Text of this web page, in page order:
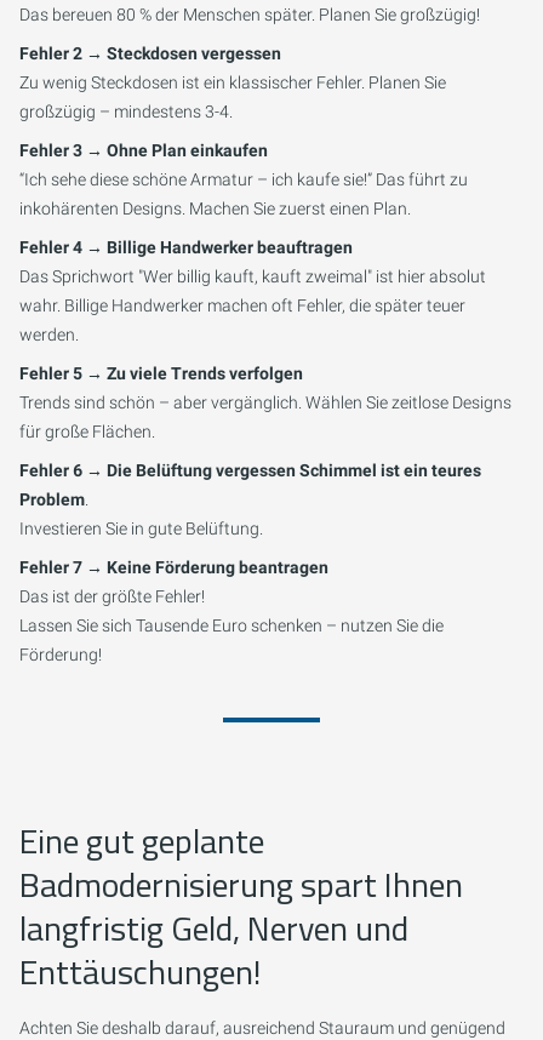
Das bereuen 80 % der Menschen später. Planen Sie großzügig!
Fehler 2 → Steckdosen vergessen
Zu wenig Steckdosen ist ein klassischer Fehler. Planen Sie
großzügig – mindestens 3-4.
Fehler 3 → Ohne Plan einkaufen
“Ich sehe diese schöne Armatur – ich kaufe sie!” Das führt zu
inkohärenten Designs. Machen Sie zuerst einen Plan.
Fehler 4 → Billige Handwerker beauftragen
Das Sprichwort "Wer billig kauft, kauft zweimal" ist hier absolut
wahr. Billige Handwerker machen oft Fehler, die später teuer
werden.
Fehler 5 → Zu viele Trends verfolgen
Trends sind schön – aber vergänglich. Wählen Sie zeitlose Designs
für große Flächen.
Fehler 6 → Die Belüftung vergessen Schimmel ist ein teures
Problem.
Investieren Sie in gute Belüftung.
Fehler 7 → Keine Förderung beantragen
Das ist der größte Fehler!
Lassen Sie sich Tausende Euro schenken – nutzen Sie die
Förderung!
Eine gut geplante
Badmodernisierung spart Ihnen
langfristig Geld, Nerven und
Enttäuschungen!
Achten Sie deshalb darauf, ausreichend Stauraum und genügend